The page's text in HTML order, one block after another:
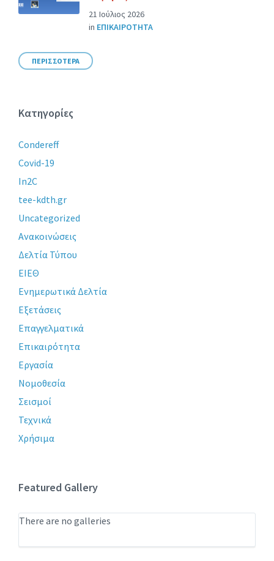
21 Ιούλιος 2026
in ΕΠΙΚΑΙΡΟΤΗΤΑ
ΠΕΡΙΣΣΟΤΕΡΑ
Κατηγορίες
Condereff
Covid-19
In2C
tee-kdth.gr
Uncategorized
Ανακοινώσεις
Δελτία Τύπου
ΕΙΕΘ
Ενημερωτικά Δελτία
Εξετάσεις
Επαγγελματικά
Επικαιρότητα
Εργασία
Νομοθεσία
Σεισμοί
Τεχνικά
Χρήσιμα
Featured Gallery
There are no galleries